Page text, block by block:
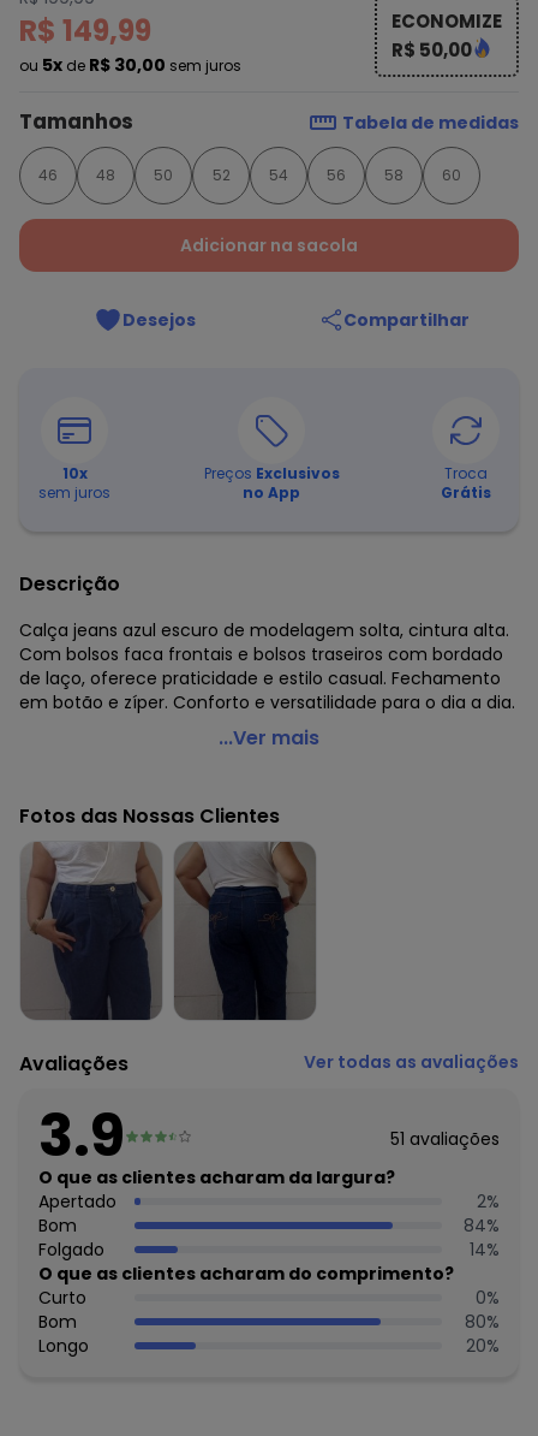
R$ 149,99
ou 5x de R$ 30,00 sem juros
ECONOMIZE
R$ 50,00
Tamanhos Tabela de medidas
46 48 50 52 54 56 58 60
Adicionar na sacola
Desejos Compartilhar
10x
sem juros
Preços Exclusivos
no App
Troca
Grátis
Descrição
Calça jeans azul escuro de modelagem solta, cintura alta.
Com bolsos faca frontais e bolsos traseiros com bordado
de laço, oferece praticidade e estilo casual. Fechamento
em botão e zíper. Conforto e versatilidade para o dia a dia.
Marguerite - Calça Jeans Azul Escuro em Jeans
Modelagem: Solta
Modelo: Kimono
Complemento: Bolso costas;Bolso faca;
Cintura: Alta
Comprimento: Cigarrete
Fechamento: Em botão e zíper
Material: Jeans
Estação: Ano Inteiro
Situação de Uso: Casual
Composição Material: 100% Algodão
Histórico de preços
O preço apresentado abaixo é o menor oferecido em
algum dia do mês, para o menor tamanho disponível.
agosto/2026
R$ 149,99
julho/2026
junho/2026 R$ 149,99
maio/2026 R$ 159,99
abril/2026 R$ 194,99
março/2026 R$ 194,99
fevereiro/2026 R$ 194,99
...Ver mais
Fotos das Nossas Clientes
Avaliações Ver todas as avaliações
3.9 51 avaliações
O que as clientes acharam da largura?
Apertado
2%
Bom
84%
Folgado
14%
O que as clientes acharam do comprimento?
Curto
0%
Bom
80%
Longo
20%